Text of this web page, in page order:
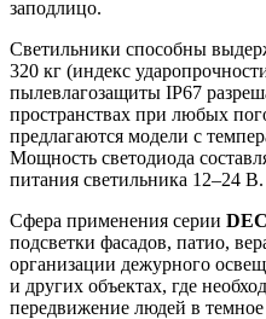
заподлицо.
Светильники способны
320 кг (индекс
пылевлагозащиты IP67
пространствах при любых
предлагаются модели с
Мощность светодиода
питания светильника 12–24 В.
Сфера применения серии
подсветки фасадов, патио,
организации дежурного
и других объектах, где
передвижение людей в темное